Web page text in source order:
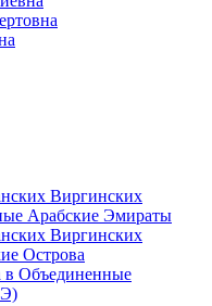
Виргинских
Арабские Эмираты
Виргинских
Острова
в Объединенные